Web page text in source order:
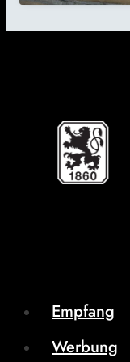
Empfang
Werbung